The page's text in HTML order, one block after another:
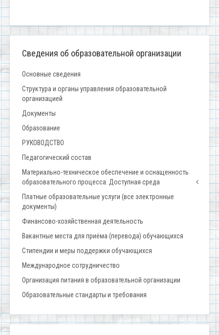
Сведения об образовательной организации
Основные сведения
Структура и органы управления образовательной
организацией
Документы
Образование
РУКОВОДСТВО
Педагогический состав
Материально-техническое обеспечение и оснащенность
образовательного процесса. Доступная среда
Платные образовательные услуги (все электронные
документы)
Финансово-хозяйственная деятельность
Вакантные места для приёма (перевода) обучающихся
Стипендии и меры поддержки обучающихся
Международное сотрудничество
Организация питания в образовательной организации
Образовательные стандарты и требования